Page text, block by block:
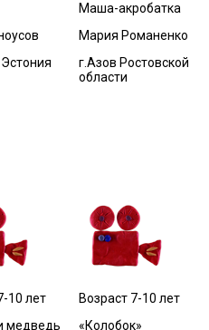
Маша-акробатка
Мария Романенко
г.Азов Ростовской
области
10 лет
медведь
Возраст 7-10 лет
«Колобок»